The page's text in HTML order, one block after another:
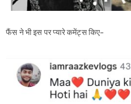
फैंस‌ ने भी इस पर प्यारे कमेंट्स किए-